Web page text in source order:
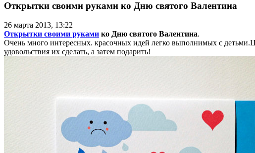
Открытки своими руками ко Дню святого Валентина
26 марта 2013, 13:22
Открытки своими руками ко Дню святого Валентина.
Очень много интересных. красочных идей легко выполнимых с
удовольствия их сделать, а затем подарить!